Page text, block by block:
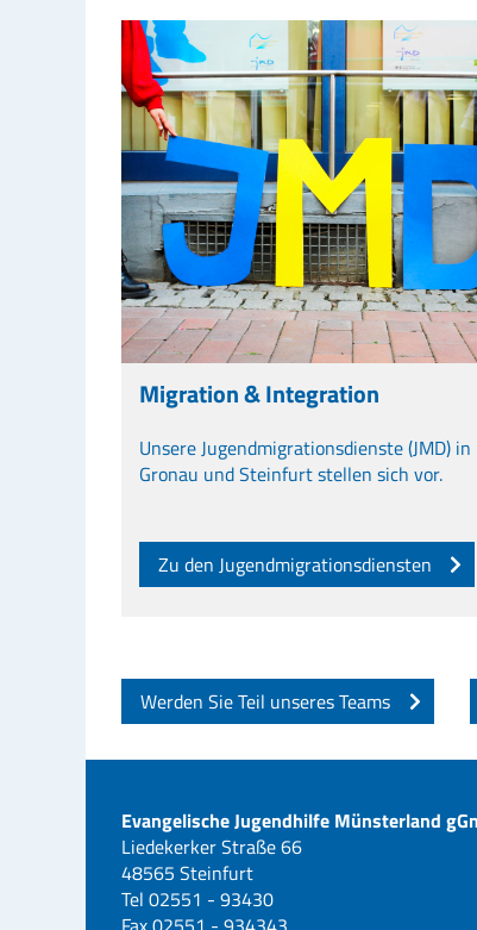
Migration & Integration
Unsere Jugendmigrationsdienste (JMD) in
Gronau und Steinfurt stellen sich vor.
Zu den Jugendmigrationsdiensten
Werden Sie Teil unseres Teams
Evangelische Jugendhilfe Münsterland
Liedekerker Straße 66
48565 Steinfurt
Tel 02551 - 93430